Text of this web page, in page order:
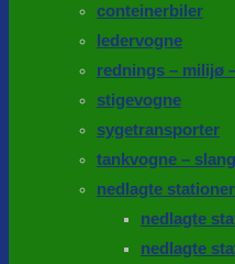
conteinerbiler
ledervogne
rednings – milijø
stigevogne
sygetransporter
tankvogne –
nedlagte stationer
nedlagte
nedlagte